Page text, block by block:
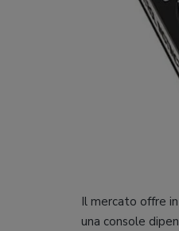
Il mercato offre
una console